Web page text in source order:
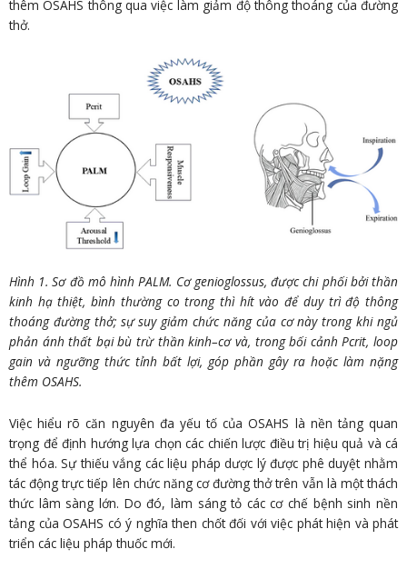
thêm OSAHS thông qua việc làm giảm độ thông thoáng của đường
thở.
Hình 1. Sơ đồ mô hình PALM. Cơ genioglossus, được chi phối bởi thần
kinh hạ thiệt, bình thường co trong thì hít vào để duy trì độ thông
thoáng đường thở; sự suy giảm chức năng của cơ này trong khi ngủ
phản ánh thất bại bù trừ thần kinh–cơ và, trong bối cảnh Pcrit, loop
gain và ngưỡng thức tỉnh bất lợi, góp phần gây ra hoặc làm nặng
thêm OSAHS.
Việc hiểu rõ căn nguyên đa yếu tố của OSAHS là nền tảng quan
trọng để định hướng lựa chọn các chiến lược điều trị hiệu quả và cá
thể hóa. Sự thiếu vắng các liệu pháp dược lý được phê duyệt nhằm
tác động trực tiếp lên chức năng cơ đường thở trên vẫn là một thách
thức lâm sàng lớn. Do đó, làm sáng tỏ các cơ chế bệnh sinh nền
tảng của OSAHS có ý nghĩa then chốt đối với việc phát hiện và phát
triển các liệu pháp thuốc mới.